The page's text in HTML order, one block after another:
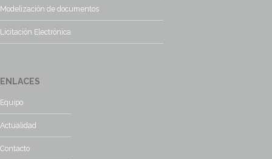
Modelización de documentos
Licitación Electrónica
ENLACES
Equipo
Actualidad
Contacto